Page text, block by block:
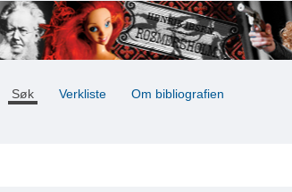
Søk Verkliste Om bibliografien